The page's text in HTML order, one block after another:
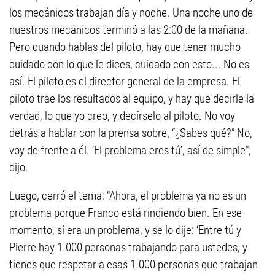
los mecánicos trabajan día y noche. Una noche uno de
nuestros mecánicos terminó a las 2:00 de la mañana.
Pero cuando hablas del piloto, hay que tener mucho
cuidado con lo que le dices, cuidado con esto... No es
así. El piloto es el director general de la empresa. El
piloto trae los resultados al equipo, y hay que decirle la
verdad, lo que yo creo, y decírselo al piloto. No voy
detrás a hablar con la prensa sobre, “¿Sabes qué?” No,
voy de frente a él. ‘El problema eres tú’, así de simple",
dijo.
Luego, cerró el tema: "Ahora, el problema ya no es un
problema porque Franco está rindiendo bien. En ese
momento, sí era un problema, y se lo dije: ‘Entre tú y
Pierre hay 1.000 personas trabajando para ustedes, y
tienes que respetar a esas 1.000 personas que trabajan